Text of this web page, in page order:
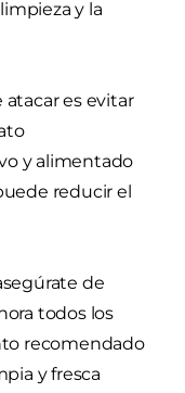
y la
atacar es evitar
y alimentado
reducir el
de
todos los
recomendado
y fresca